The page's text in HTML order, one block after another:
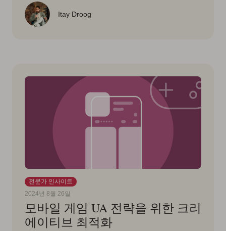
Itay Droog
전문가 인사이트
2024년 8월 26일
모바일 게임 UA 전략을 위한 크리
에이티브 최적화